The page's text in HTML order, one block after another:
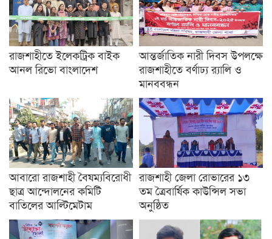
রাজশাহীতে ইলেকট্রিক বাইক
আনল রিভো বাংলাদেশ
আন্তর্জাতিক নারী দিবস উপলক্ষে
রাজশাহীতে বর্ণাঢ্য র‍্যালি ও
মানববন্ধন
আবারো রাজশাহী বৈষম্যবিরোধী
ছাত্র আন্দোলনের কমিটি
বাতিলের আল্টিমেটাম
রাজশাহী জেলা রোভারের ১৩
তম ত্রৈবার্ষিক কাউন্সিল সভা
অনুষ্ঠিত